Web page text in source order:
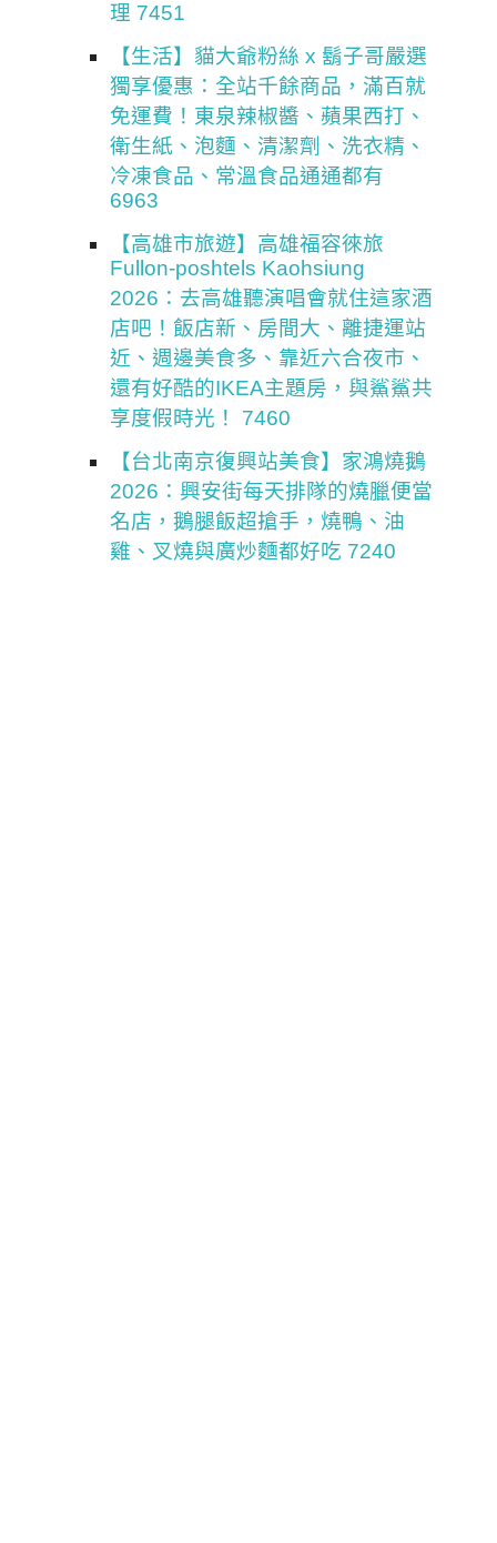
理 7451
【生活】貓大爺粉絲 x 鬍子哥嚴選
獨享優惠：全站千餘商品，滿百就
免運費！東泉辣椒醬、蘋果西打、
衛生紙、泡麵、清潔劑、洗衣精、
冷凍食品、常溫食品通通都有
6963
【高雄市旅遊】高雄福容徠旅
Fullon-poshtels Kaohsiung
2026：去高雄聽演唱會就住這家酒
店吧！飯店新、房間大、離捷運站
近、週邊美食多、靠近六合夜市、
還有好酷的IKEA主題房，與鯊鯊共
享度假時光！ 7460
【台北南京復興站美食】家鴻燒鵝
2026：興安街每天排隊的燒臘便當
名店，鵝腿飯超搶手，燒鴨、油
雞、叉燒與廣炒麵都好吃 7240